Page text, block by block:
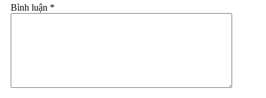
Bình luận *